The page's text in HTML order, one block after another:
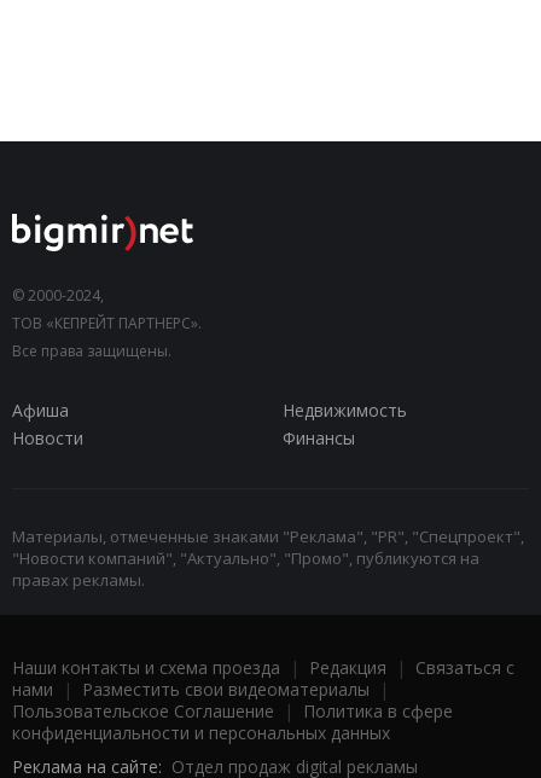
© 2000-2024,
ТОВ «КЕПРЕЙТ ПАРТНЕРС».
Все права защищены.
Афиша
Недвижимость
Новости
Финансы
Материалы, отмеченные знаками "Реклама", "PR", "Спецпроект",
"Новости компаний", "Актуально", "Промо", публикуются на
правах рекламы.
Наши контакты и схема проезда | Редакция | Связаться с
нами | Разместить свои видеоматериалы |
Пользовательское Соглашение |
Политика в сфере
конфиденциальности и персональных данных
Реклама на сайте: Отдел продаж digital рекламы